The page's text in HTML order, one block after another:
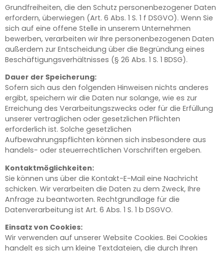
Grundfreiheiten, die den Schutz personenbezogener Daten
erfordern, überwiegen (Art. 6 Abs. 1 S. 1 f DSGVO). Wenn Sie
sich auf eine offene Stelle in unserem Unternehmen
bewerben, verarbeiten wir Ihre personenbezogenen Daten
außerdem zur Entscheidung über die Begründung eines
Beschäftigungsverhältnisses (§ 26 Abs. 1 S. 1 BDSG).
Dauer der Speicherung:
Sofern sich aus den folgenden Hinweisen nichts anderes
ergibt, speichern wir die Daten nur solange, wie es zur
Erreichung des Verarbeitungszwecks oder für die Erfüllung
unserer vertraglichen oder gesetzlichen Pflichten
erforderlich ist. Solche gesetzlichen
Aufbewahrungspflichten können sich insbesondere aus
handels- oder steuerrechtlichen Vorschriften ergeben.
Kontaktmöglichkeiten:
Sie können uns über die Kontakt-E-Mail eine Nachricht
schicken. Wir verarbeiten die Daten zu dem Zweck, Ihre
Anfrage zu beantworten. Rechtgrundlage für die
Datenverarbeitung ist Art. 6 Abs. 1 S. 1 b DSGVO.
Einsatz von Cookies:
Wir verwenden auf unserer Website Cookies. Bei Cookies
handelt es sich um kleine Textdateien, die durch Ihren